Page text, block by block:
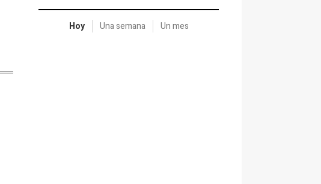
Hoy Una semana Un mes